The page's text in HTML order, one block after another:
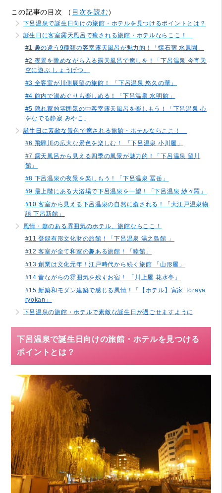
この記事の目次 （ 目次を読む）
下呂温泉で誕生日向けの旅館・ホテルを見つけるポイントとは？
誕生日に客室露天風呂で癒される旅館・ホテルならここ！
#1 趣の違う9種類の客室露天風呂が魅力的！「懐石宿 水鳳園」
#2 夜景を眺めながら入る露天風呂で癒しを！「下呂温泉 今宵天
空に遊ぶ しょうげつ」
#3 全客室が川側展望の旅館！ 「下呂温泉 悠久の華」
#4 館内で湯めぐりも楽しめる！「下呂温泉 水明館」
#5 隠れ家的雰囲気の中客室露天風呂を楽しもう！「下呂温泉 心
をなでる静寂 みやこ」
誕生日に素敵な景色で癒される旅館・ホテルならここ！
#6 飛騨川の広大な景色を楽しむ！ 「下呂温泉 小川屋」
#7 露天風呂から見える四季の風景が魅力的！「下呂温泉 望川
館」
#8 下呂温泉の夜景を楽しもう！「下呂温泉 冨岳」
#9 最上階にある大浴場で下呂温泉を一望！「下呂温泉 紗々羅」
#10 客室から見える下呂温泉の自然に癒される！「大江戸温泉物
語 下呂新館」
風情・趣のある雰囲気のホテル、旅館ならここ！
#11 登録有形文化財の旅館！「下呂温泉 湯之島館 」
#12 客室が全て和室の趣ある旅館！「睦館」
#13 創業は文化元年！江戸時代から続く旅館 「山形屋」
#14 昔ながらの雰囲気を残すお宿！ 「川上屋 花水亭」
#15 新築和モダン建築で感じる風情！「【ホテル】寅家 Toraya
ryokan」
下呂温泉の旅館・ホテルで素敵な誕生日が過ごせますように
下呂温泉で誕生日向けの旅館・ホテルを見つける
ポイントとは？